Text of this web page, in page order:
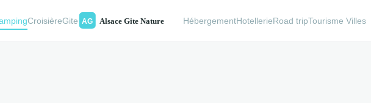
CroisièreGite HébergementHotellerieRoad tripTourisme Villes